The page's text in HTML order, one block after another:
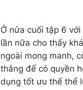
Ở nửa cuối tập 6
lần nữa cho thấy
ngoài mong manh,
thắng để có quyền
dụng tốt ưu thế thể